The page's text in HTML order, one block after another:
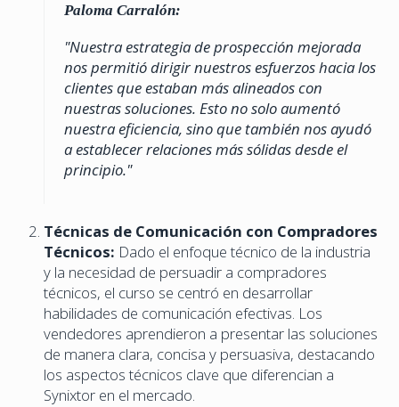
Paloma Carralón:
"Nuestra estrategia de prospección mejorada
nos permitió dirigir nuestros esfuerzos hacia los
clientes que estaban más alineados con
nuestras soluciones. Esto no solo aumentó
nuestra eficiencia, sino que también nos ayudó
a establecer relaciones más sólidas desde el
principio."
Técnicas de Comunicación con Compradores
Técnicos: Dado el enfoque técnico de la industria
y la necesidad de persuadir a compradores
técnicos, el curso se centró en desarrollar
habilidades de comunicación efectivas. Los
vendedores aprendieron a presentar las soluciones
de manera clara, concisa y persuasiva, destacando
los aspectos técnicos clave que diferencian a
Synixtor en el mercado.